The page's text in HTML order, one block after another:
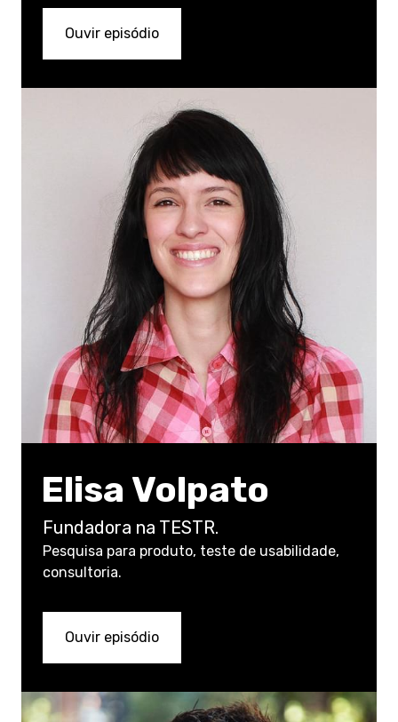
Ouvir episódio
Elisa Volpato
Fundadora na TESTR.
Pesquisa para produto, teste de usabilidade,
consultoria.
Ouvir episódio